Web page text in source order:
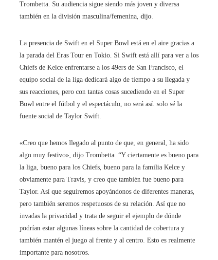
Trombetta. Su audiencia sigue siendo más joven y diversa
también en la división masculina/femenina, dijo.
La presencia de Swift en el Super Bowl está en el aire gracias a
la parada del Eras Tour en Tokio. Si Swift está allí para ver a los
Chiefs de Kelce enfrentarse a los 49ers de San Francisco, el
equipo social de la liga dedicará algo de tiempo a su llegada y
sus reacciones, pero con tantas cosas sucediendo en el Super
Bowl entre el fútbol y el espectáculo, no será así. solo sé la
fuente social de Taylor Swift.
«Creo que hemos llegado al punto de que, en general, ha sido
algo muy festivo», dijo Trombetta. “Y ciertamente es bueno para
la liga, bueno para los Chiefs, bueno para la familia Kelce y
obviamente para Travis, y creo que también fue bueno para
Taylor. Así que seguiremos apoyándonos de diferentes maneras,
pero también seremos respetuosos de su relación. Así que no
invadas la privacidad y trata de seguir el ejemplo de dónde
podrían estar algunas líneas sobre la cantidad de cobertura y
también mantén el juego al frente y al centro. Esto es realmente
importante para nosotros.